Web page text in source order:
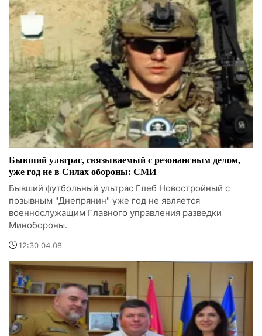
Бывший ультрас, связываемый с резонансным делом,
уже год не в Силах обороны: СМИ
Бывший футбольный ультрас Глеб Новостройный с
позывным "Днепрянин" уже год не является
военнослужащим Главного управления разведки
Минобороны.
12:30 04.08